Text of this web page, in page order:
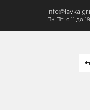
Пн-Пт: с 11 до